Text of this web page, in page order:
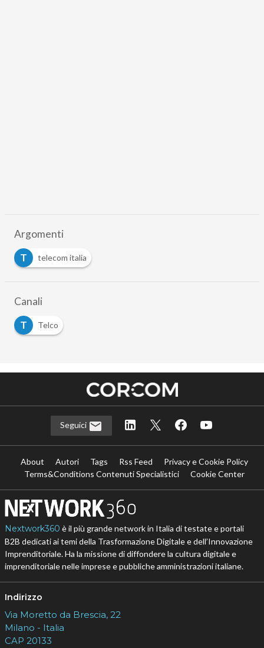
Argomenti
T
telecom italia
Canali
T
Telco
Seguici
About Autori Tags Rss Feed
Privacy e Cookie Policy
Terms&Conditions Contenuti Specialistici
Cookie Center
Nextwork360 è il più grande network in Italia di testate e portali
B2B dedicati ai temi della Trasformazione Digitale e dell’Innovazione
Imprenditoriale. Ha la missione di diffondere la cultura digitale e
imprenditoriale nelle imprese e pubbliche amministrazioni italiane.
Indirizzo
Via Moretto da Brescia, 22
Milano - Italia
CAP 20133